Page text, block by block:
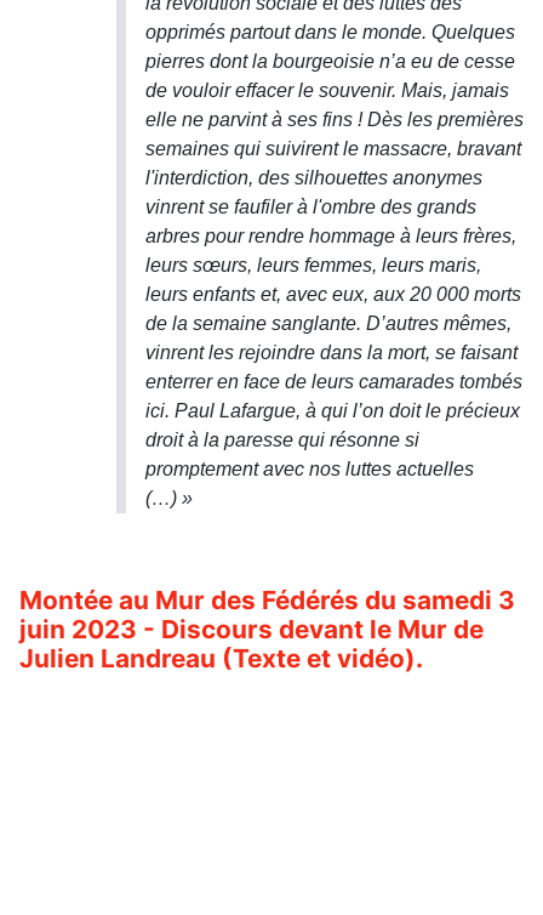
opprimés partout dans le monde. Quelques
pierres dont la bourgeoisie n’a eu de cesse
de vouloir effacer le souvenir. Mais, jamais
elle ne parvint à ses fins ! Dès les premières
semaines qui suivirent le massacre, bravant
l'interdiction, des silhouettes anonymes
vinrent se faufiler à l'ombre des grands
arbres pour rendre hommage à leurs frères,
leurs sœurs, leurs femmes, leurs maris,
leurs enfants et, avec eux, aux 20 000 morts
de la semaine sanglante. D’autres mêmes,
vinrent les rejoindre dans la mort, se faisant
enterrer en face de leurs camarades tombés
ici. Paul Lafargue, à qui l’on doit le précieux
droit à la paresse qui résonne si
promptement avec nos luttes actuelles
(…) »
Montée au Mur des Fédérés du samedi 3
juin 2023 - Discours devant le Mur de
Julien Landreau (Texte et vidéo).